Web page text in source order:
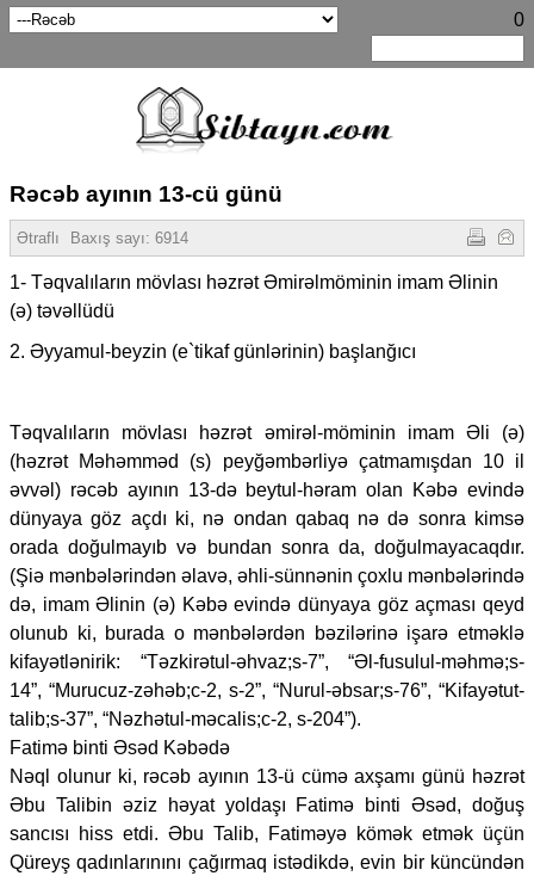
0
Rəcəb ayının 13-cü günü
Ətraflı Baxış sayı: 6914
1- Təqvalıların mövlası həzrət Əmirəlmöminin imam Əlinin
(ə) təvəllüdü
2. Əyyamul-beyzin (e`tikaf günlərinin) başlanğıcı
Təqvalıların mövlası həzrət əmirəl-möminin imam Əli (ə)
(həzrət Məhəmməd (s) peyğəmbərliyə çatmamışdan 10 il
əvvəl) rəcəb ayının 13-də beytul-həram olan Kəbə evində
dünyaya göz açdı ki, nə ondan qabaq nə də sonra kimsə
orada doğulmayıb və bundan sonra da, doğulmayacaqdır.
(Şiə mənbələrindən əlavə, əhli-sünnənin çoxlu mənbələrində
də, imam Əlinin (ə) Kəbə evində dünyaya göz açması qeyd
olunub ki, burada o mənbələrdən bəzilərinə işarə etməklə
kifayətlənirik: “Təzkirətul-əhvaz;s-7”, “Əl-fusulul-məhmə;s-
14”, “Murucuz-zəhəb;c-2, s-2”, “Nurul-əbsar;s-76”, “Kifayətut-
talib;s-37”, “Nəzhətul-məcalis;c-2, s-204”).
Fatimə binti Əsəd Kəbədə
Nəql olunur ki, rəcəb ayının 13-ü cümə axşamı günü həzrət
Əbu Talibin əziz həyat yoldaşı Fatimə binti Əsəd, doğuş
sancısı hiss etdi. Əbu Talib, Fatiməyə kömək etmək üçün
Qüreyş qadınlarınını çağırmaq istədikdə, evin bir küncündən